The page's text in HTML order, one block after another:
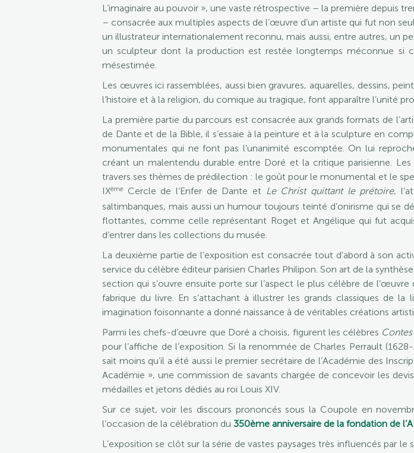
L’imaginaire au pouvoir », une vaste rétrospective – la première depuis
– consacrée aux multiples aspects de l’œuvre d’un artiste qui fut non
un illustrateur internationalement reconnu, mais aussi, entre autres, un
un sculpteur dont la production est restée longtemps méconnue si
mésestimée.
Les œuvres ici rassemblées, aussi bien gravures, aquarelles, dessins,
l’histoire et à la religion, du comique au tragique, font apparaître l’unité
La première partie du parcours est consacrée aux grands formats de
de Dante et de la Bible, il s’essaie à la peinture et à la sculpture en
monumentales qui ne font pas l’unanimité escomptée. On lui
créant un malentendu durable entre Doré et la critique parisienne.
travers ses thèmes de prédilection : le goût pour le monumental et le
IXème Cercle de l’Enfer de Dante et Le Christ quittant le prétoire,
saltimbanques, mais aussi un humour toujours teinté d’onirisme qui se
flottantes, comme celle représentant Roget et Angélique qui fut
d’entrer dans les collections du musée.
La deuxième partie de l’exposition est consacrée tout d’abord à son
service du célèbre éditeur parisien Charles Philipon. Son art de la
section qui s’ouvre ensuite porte sur l’aspect le plus célèbre de
fabrique du livre. En s’attachant à illustrer les grands classiques de
imagination foisonnante a donné naissance à de véritables créations
Parmi les chefs-d’œuvre que Doré a choisis, figurent les célèbres Contes
pour l’affiche de l’exposition. Si la renommée de Charles Perrault
sait moins qu’il a été aussi le premier secrétaire de l’Académie des
Académie », une commission de savants chargée de concevoir les
médailles et jetons dédiés au roi Louis XIV.
Sur ce sujet, voir les discours prononcés sous la Coupole en
l’occasion de la célébration du 350ème anniversaire de la fondation de
L’exposition se clôt sur la série de vastes paysages très influencés par